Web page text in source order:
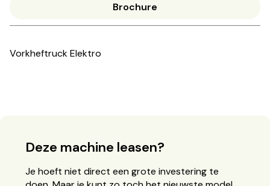
Brochure
Vorkheftruck Elektro
Deze machine leasen?
Je hoeft niet direct een grote investering te